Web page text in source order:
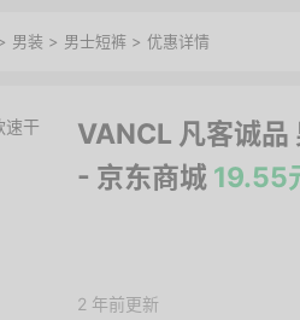
男装 > 男士短裤 > 优惠详情
VANCL 凡客诚
- 京东商城 19.55
2 年前更新